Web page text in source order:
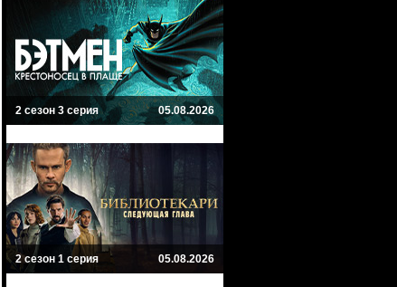
2 сезон 3 серия 05.08.2026
2 сезон 1 серия 05.08.2026